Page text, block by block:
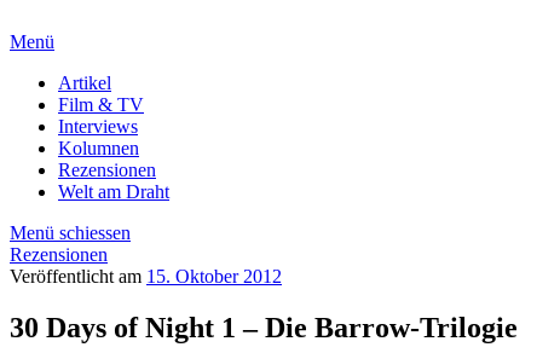
Menü
Artikel
Film & TV
Interviews
Kolumnen
Rezensionen
Welt am Draht
Menü schiessen
Rezensionen
Veröffentlicht am 15. Oktober 2012
30 Days of Night 1 – Die Barrow-Trilogie